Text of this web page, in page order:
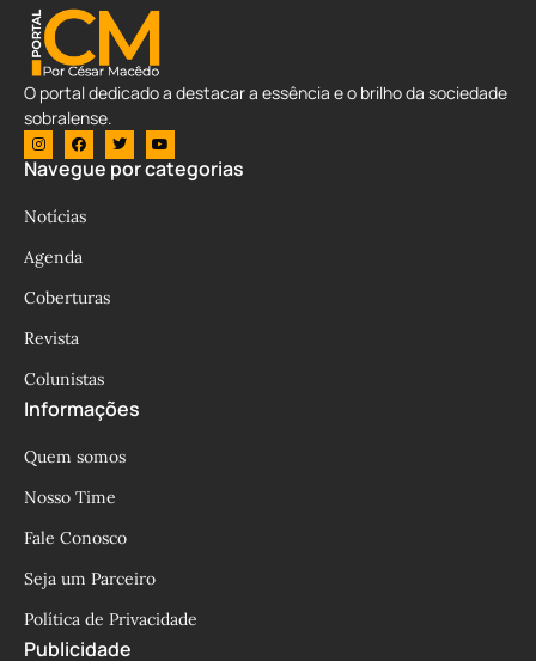
O portal dedicado a destacar a essência e o brilho da sociedade
sobralense.
Navegue por categorias
Notícias
Agenda
Coberturas
Revista
Colunistas
Informações
Quem somos
Nosso Time
Fale Conosco
Seja um Parceiro
Política de Privacidade
Publicidade